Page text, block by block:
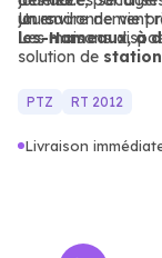
jours.
Les maisons
solution de
un environnement
Un cadre de vie
les-Hameaux, à
PTZ RT 2012
Livraison